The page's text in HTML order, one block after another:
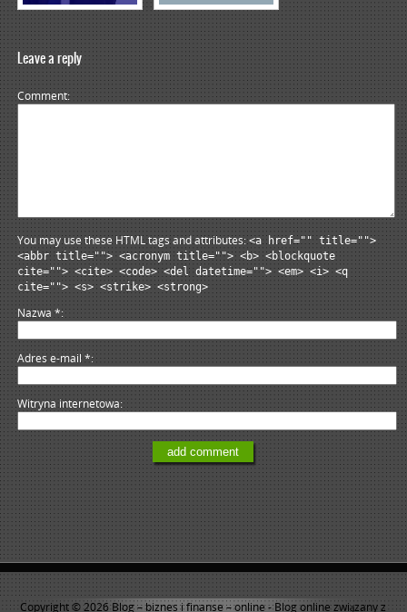
Leave a reply
Comment
You may use these HTML tags and attributes:<a href="" title="">
<abbr title=""> <acronym title=""> <b> <blockquote
cite=""> <cite> <code> <del datetime=""> <em> <i> <q
cite=""> <s> <strike> <strong>
Nazwa*
Adres e-mail*
Witryna internetowa
Copyright © 2026Blog – biznes i finanse – online- Blog online związany z